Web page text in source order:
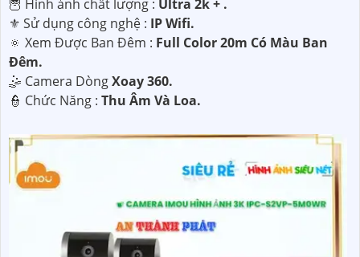
🦉 Hình ảnh chất lượng : Ultra 2k + .
⚜️ Sử dụng công nghệ : IP Wifi.
🔅 Xem Được Ban Đêm : Full Color 20m Có Màu Ban
Ðêm.
🤹 Camera DòngXoay 360.
️👮 Chức Năng : Thu Âm Và Loa.